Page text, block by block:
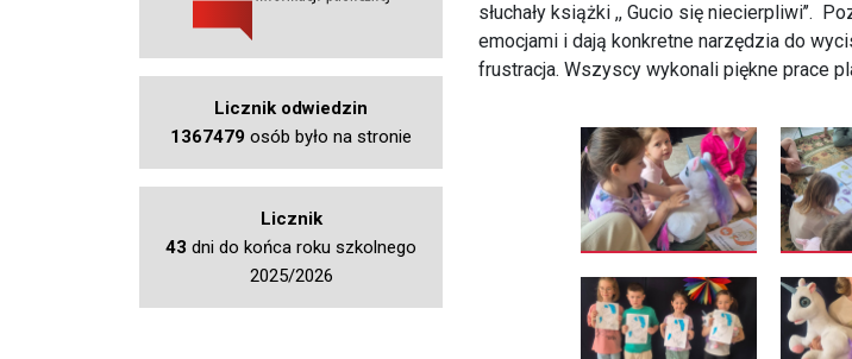
słuchały książki ,, Gucio się niecierpliwi’’.
emocjami i dają konkretne narzędzia do
frustracja. Wszyscy wykonali piękne prace
Licznik odwiedzin
1367479 osób było na stronie
Licznik
43 dni do końca roku szkolnego
2025/2026